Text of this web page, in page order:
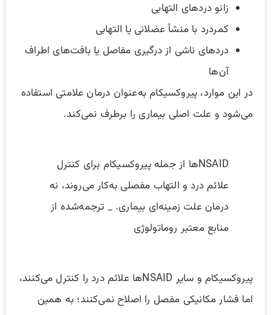
زانو دردهای التهابی
کمردرد با منشأ عضلانی یا التهابی
دردهای ناشی از درگیری مفاصل یا بافت‌های اطراف
آن‌ها
در این موارد، پیروکسیکام به‌عنوان درمان علامتی استفاده
می‌شود و علت اصلی بیماری را برطرف نمی‌کند.
NSAIDها از جمله پیروکسیکام برای کنترل
علائم درد و التهاب مفصلی به‌کار می‌روند، نه
درمان علت زمینه‌ای بیماری. _ ترجمه‌شده از
منابع معتبر روماتولوژی
پیروکسیکام و سایر NSAIDها علائم درد را کنترل می‌کنند،
اما فشار مکانیکی مفصل را اصلاح نمی‌کنند؛ به همین